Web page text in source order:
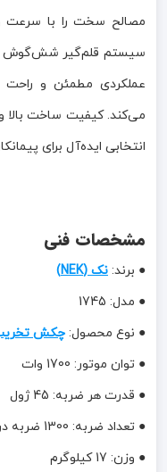
مصالح سخت را با سرعت و
سیستم قلم‌گیر شش‌گوش و
عملکردی مطمئن و راحت
می‌کند. کیفیت ساخت بالا
انتخابی ایده‌آل برای
مشخصات فنی
● برند: نک (NEK)
● مدل: 1745
● نوع محصول: چکش
● توان موتور: 1700 وات
● قدرت هر ضربه: 45 ژول
● تعداد ضربه: 1300 ضربه در دقیقه
● وزن: 17 کیلوگرم